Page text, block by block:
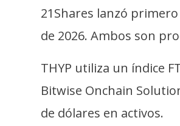
o
C
o
t
21Shares lanzó primero
de 2026. Ambos son
THYP utiliza un índice
Bitwise Onchain
de dólares en activos.